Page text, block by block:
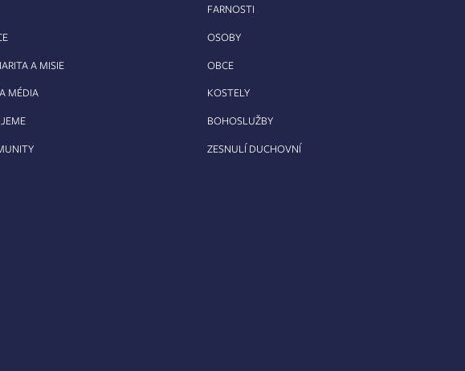
A MISIE
MÉDIA
FARNOSTI
OSOBY
OBCE
KOSTELY
BOHOSLUŽBY
ZESNULÍ DUCHOVNÍ